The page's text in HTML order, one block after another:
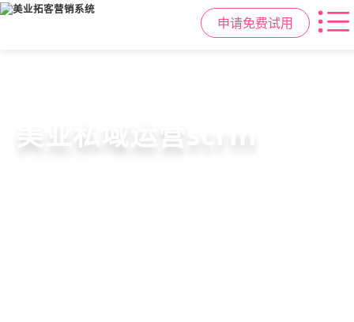
申请免费试用
美业拓客，就用
美容院拓客方案
美业私域运营scrm